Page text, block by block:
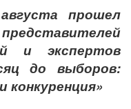
прошел
и экспертов
до выборов:
конкуренция»